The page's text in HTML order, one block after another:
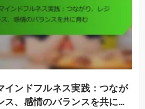
インドフルネス実践：つなが
ス、感情のバランスを共に育